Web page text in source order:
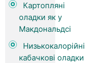
Картопляні
оладки як у
Макдональдсі
Низькокалорійні
кабачкові оладки